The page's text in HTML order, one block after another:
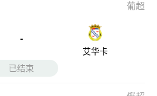
葡超
-
艾华卡
已结束